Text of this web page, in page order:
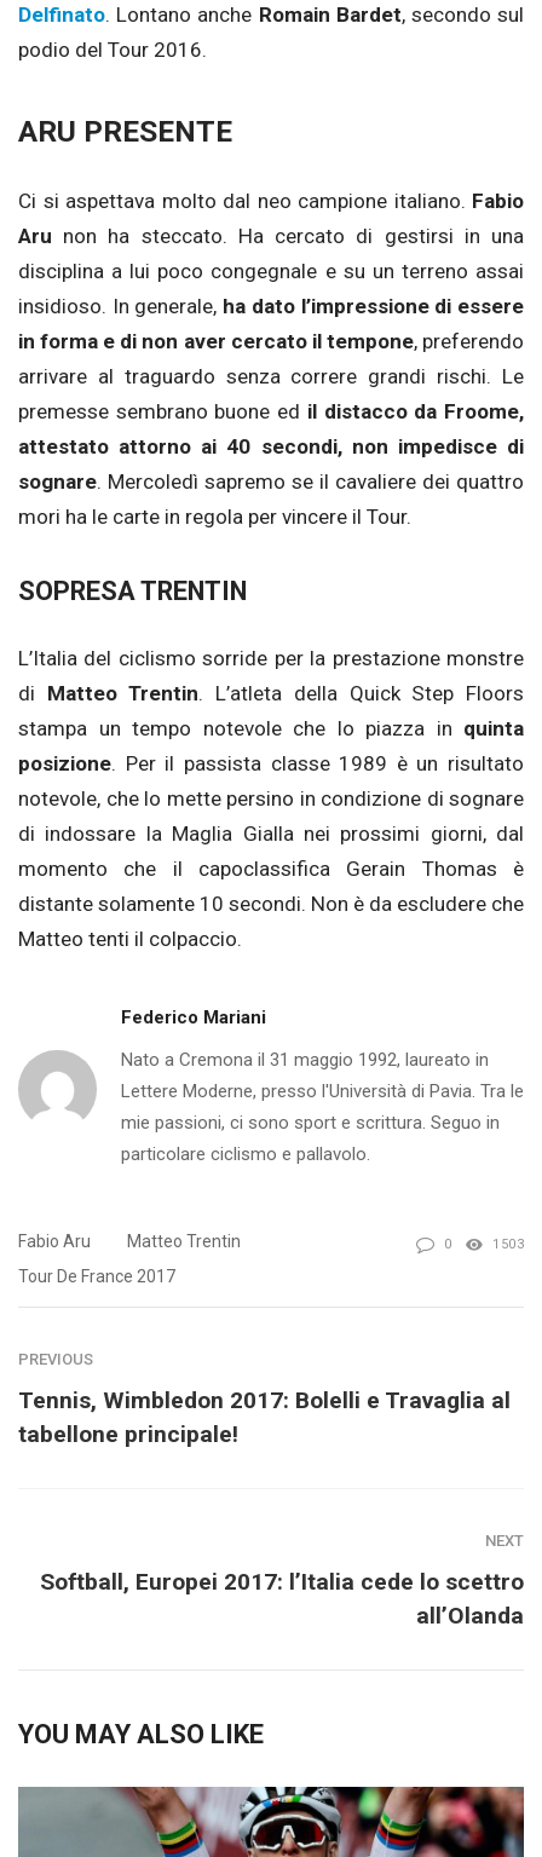
Delfinato. Lontano anche Romain Bardet, secondo sul
podio del Tour 2016.
ARU PRESENTE
Ci si aspettava molto dal neo campione italiano. Fabio
Aru non ha steccato. Ha cercato di gestirsi in una
disciplina a lui poco congegnale e su un terreno assai
insidioso. In generale, ha dato l’impressione di essere
in forma e di non aver cercato il tempone, preferendo
arrivare al traguardo senza correre grandi rischi. Le
premesse sembrano buone ed il distacco da Froome,
attestato attorno ai 40 secondi, non impedisce di
sognare. Mercoledì sapremo se il cavaliere dei quattro
mori ha le carte in regola per vincere il Tour.
SOPRESA TRENTIN
L’Italia del ciclismo sorride per la prestazione monstre
di Matteo Trentin. L’atleta della Quick Step Floors
stampa un tempo notevole che lo piazza in quinta
posizione. Per il passista classe 1989 è un risultato
notevole, che lo mette persino in condizione di sognare
di indossare la Maglia Gialla nei prossimi giorni, dal
momento che il capoclassifica Gerain Thomas è
distante solamente 10 secondi. Non è da escludere che
Matteo tenti il colpaccio.
Federico Mariani
Nato a Cremona il 31 maggio 1992, laureato in
Lettere Moderne, presso l'Università di Pavia. Tra le
mie passioni, ci sono sport e scrittura. Seguo in
particolare ciclismo e pallavolo.
Fabio Aru
Matteo Trentin
Tour De France 2017
0 1503
PREVIOUS
Tennis, Wimbledon 2017: Bolelli e Travaglia al
tabellone principale!
NEXT
Softball, Europei 2017: l’Italia cede lo scettro
all’Olanda
YOU MAY ALSO LIKE